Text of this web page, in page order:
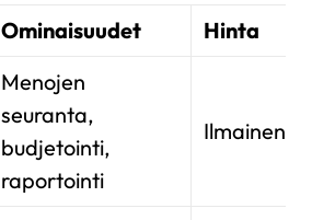
Ominaisuudet Hinta
Menojen
seuranta,
budjetointi,
raportointi
Ilmainen